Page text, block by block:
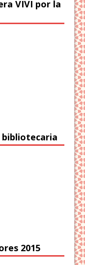
VIVI por la
bibliotecaria
2015